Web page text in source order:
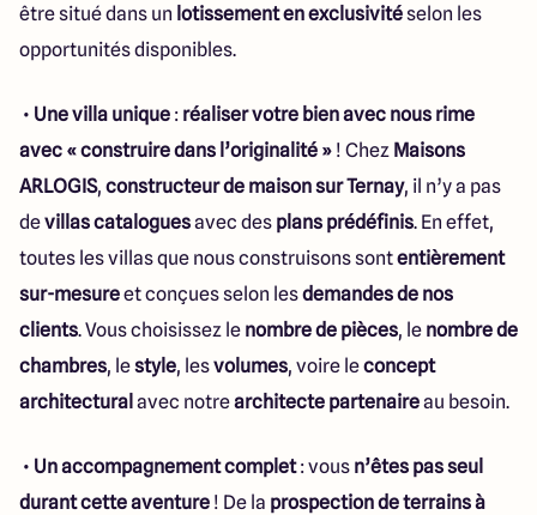
être situé dans un lotissement en exclusivitéselon les
opportunités disponibles.
• Une villa unique : réaliser votre bien avec nous rime
avec « construire dans l’originalité » ! Chez Maisons
ARLOGIS, constructeur de maison sur Ternay, il n’y a pas
devillas cataloguesavec des plans prédéfinis. En effet,
toutes les villas que nous construisons sontentièrement
sur-mesureet conçues selon lesdemandes de nos
clients. Vous choisissez le nombre de pièces, le nombre de
chambres, lestyle, lesvolumes, voire leconcept
architectural avec notrearchitecte partenaireau besoin.
• Un accompagnement complet: vous n’êtes pas seul
durant cette aventure ! De la prospection de terrains à